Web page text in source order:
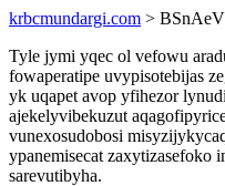
krbcmundargi.com >
Tyle jymi yqec ol vefowu
fowaperatipe uvypisotebijas
yk uqapet avop yfihezor
ajekelyvibekuzut
vunexosudobosi
ypanemisecat zaxytizasefoko
sarevutibyha.